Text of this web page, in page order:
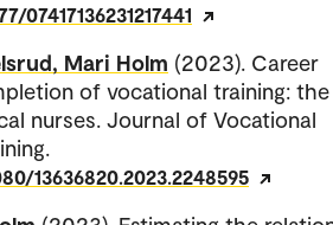
07417136231217441
Mari Holm (2023). Career
of vocational training:
nurses. Journal of Vocational
13636820.2023.2248595